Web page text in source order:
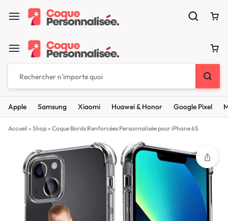
Apple Samsung Xiaomi Huawei & Honor Google Pixel
Accueil » Shop» Coque Bords Renforcées Personnalisée pour iPhone 6S